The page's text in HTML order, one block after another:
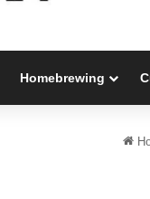
Homebrewing